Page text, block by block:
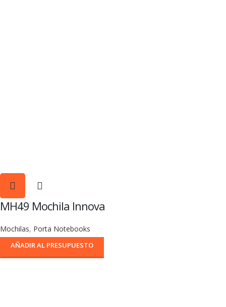
MH49 Mochila Innova
Mochilas, Porta Notebooks
AÑADIR AL PRESUPUESTO